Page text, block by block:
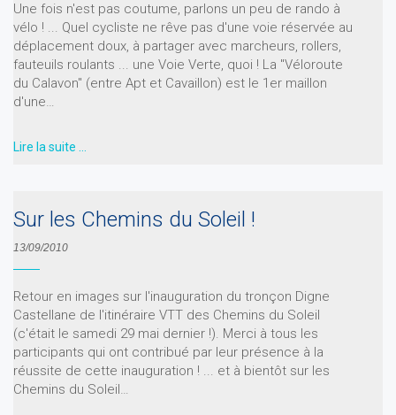
Une fois n'est pas coutume, parlons un peu de rando à
vélo ! ... Quel cycliste ne rêve pas d'une voie réservée au
déplacement doux, à partager avec marcheurs, rollers,
fauteuils roulants ... une Voie Verte, quoi ! La "Véloroute
du Calavon" (entre Apt et Cavaillon) est le 1er maillon
d'une…
Lire la suite …
Sur les Chemins du Soleil !
13/09/2010
Retour en images sur l'inauguration du tronçon Digne
Castellane de l'itinéraire VTT des Chemins du Soleil
(c'était le samedi 29 mai dernier !). Merci à tous les
participants qui ont contribué par leur présence à la
réussite de cette inauguration ! ... et à bientôt sur les
Chemins du Soleil…